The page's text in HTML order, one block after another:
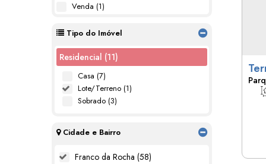
Venda (1)
Tipo do Imóvel
Residencial (11)
Casa (7)
Lote/Terreno (1)
Sobrado (3)
Cidade e Bairro
Franco da Rocha (58)